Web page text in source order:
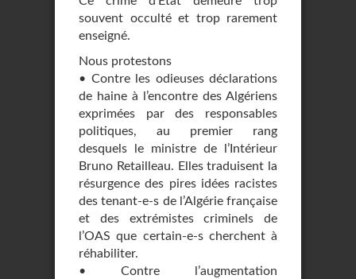
souvent occulté et trop rarement
enseigné.
Nous protestons
• Contre les odieuses déclarations
de haine à l’encontre des Algériens
exprimées par des responsables
politiques, au premier rang
desquels le ministre de l’Intérieur
Bruno Retailleau. Elles traduisent la
résurgence des pires idées racistes
des tenant-e-s de l’Algérie française
et des extrémistes criminels de
l’OAS que certain-e-s cherchent à
réhabiliter.
• Contre l’augmentation